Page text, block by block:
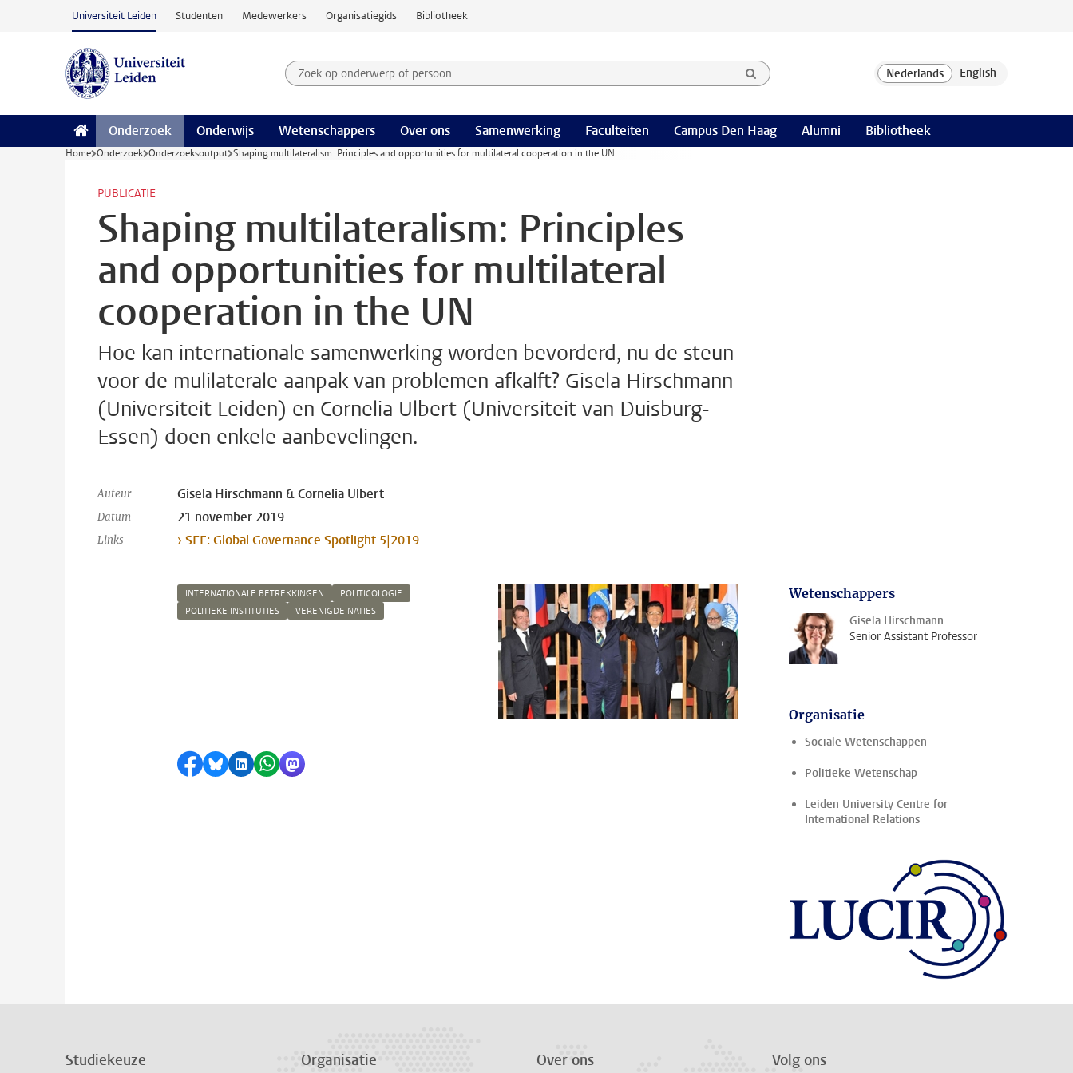
Ga naar hoofdinhoud
Universiteit Leiden Studenten Medewerkers Organisatiegids Bibliotheek
Zoek op onderwerp of persoon en selecteer categorie
Zoekterm
Onderzoek Onderwijs Wetenschappers Over ons Samenwerking Faculteiten Campus Den Haag Alumni Bibliotheek
Home Onderzoek Onderzoeksoutput Shaping multilateralism: Principles and opportunities for multilateral cooperation in the UN
PUBLICATIE
Shaping multilateralism: Principles
and opportunities for multilateral
cooperation in the UN
Hoe kan internationale samenwerking worden bevorderd, nu de steun
voor de mulilaterale aanpak van problemen afkalft? Gisela Hirschmann
(Universiteit Leiden) en Cornelia Ulbert (Universiteit van Duisburg-
Essen) doen enkele aanbevelingen.
Auteur Gisela Hirschmann & Cornelia Ulbert
Datum 21 november 2019
Links › SEF: Global Governance Spotlight 5|2019
INTERNATIONALE BETREKKINGEN
POLITICOLOGIE
POLITIEKE INSTITUTIES
VERENIGDE NATIES
Delen op Facebook
Delen via Bluesky
Delen op LinkedIn
Delen via WhatsApp
Delen via Mastodon
Wetenschappers
Gisela Hirschmann
Senior Assistant Professor
Organisatie
Sociale Wetenschappen
Politieke Wetenschap
Leiden University Centre for
International Relations
Studiekeuze Organisatie Over ons Volg ons